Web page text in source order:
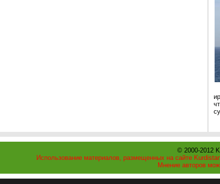
© 2000-2012
Использование материалов, размещенных на сайте
Мнение авторов